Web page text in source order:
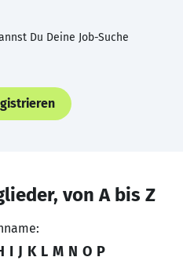
Du Deine Job-Suche
von A bis Z
I J K L M N O P